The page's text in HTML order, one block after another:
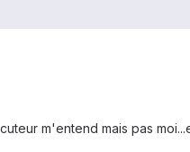
m'entend mais pas